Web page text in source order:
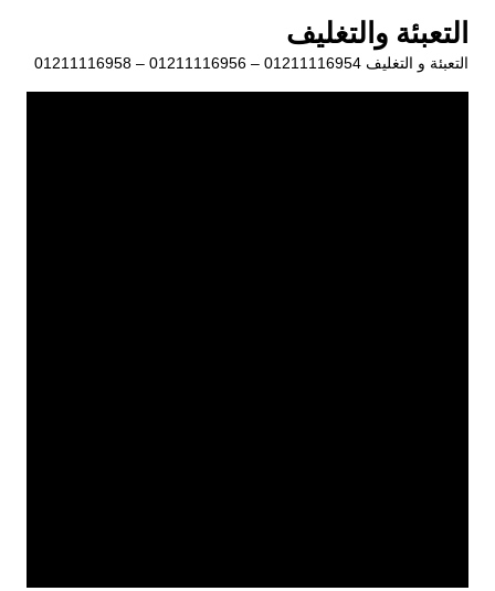
المحتوى
التعبئة والتغليف
التعبئة و التغليف 01211116954 – 01211116956 – 01211116958